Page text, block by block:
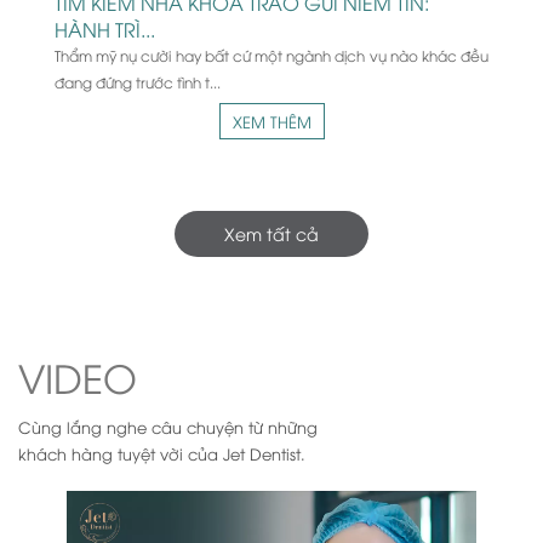
Xem tất cả
VIDEO
Cùng lắng nghe câu chuyện từ những
khách hàng tuyệt vời của Jet Dentist.